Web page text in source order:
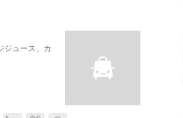
ジュース、カ